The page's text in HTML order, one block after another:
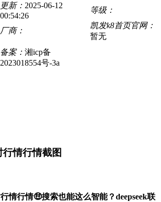
更新： 2025-06-12
00:54:26
等级：
厂商：
凯发k8首页官网：
暂无
备案： 湘icp备
2023018554号-3a
行情行情截图
情行情🤑搜索也能这么智能？deepseek联